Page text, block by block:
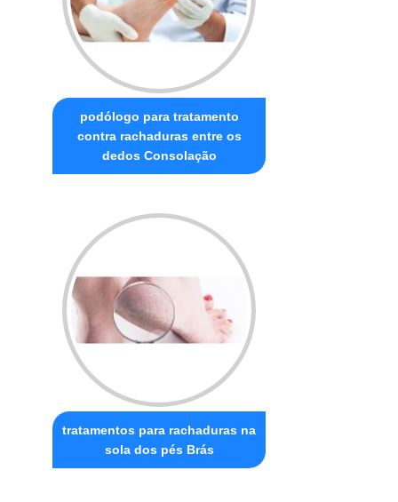
podólogo para tratamento
contra rachaduras entre os
dedos Consolação
tratamentos para rachaduras na
sola dos pés Brás